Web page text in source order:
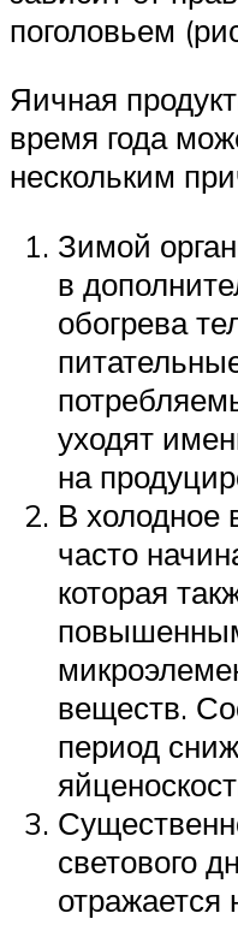
поголовьем
Яичная
время года
нескольким
Зимой
в
обогрева
уходят
на
В холодное
часто
которая
веществ.
период
светового
отражается